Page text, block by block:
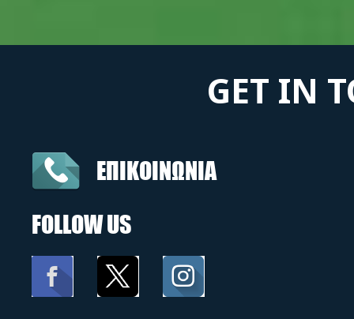
GET IN
ΕΠΙΚΟΙΝΩΝΙΑ
FOLLOW US